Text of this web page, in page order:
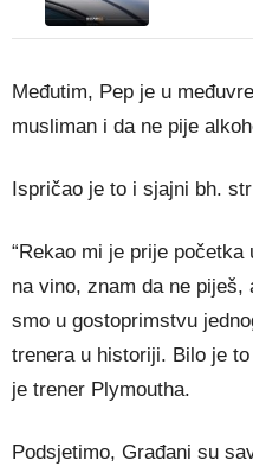
Međutim, Pep je u
musliman i da ne pije
Ispričao je to i sjajni bh.
“Rekao mi je prije početka
na vino, znam da ne piješ,
smo u gostoprimstvu
trenera u historiji. Bilo je
je trener Plymoutha.
Podsjetimo, Građani su